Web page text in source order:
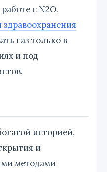
с N2O.
газ только в
и под
историей,
и
методами